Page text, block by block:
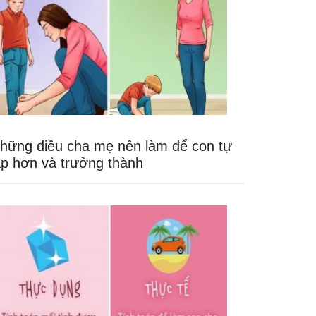
điều cha mẹ nên làm để con tự
hơn và trưởng thành